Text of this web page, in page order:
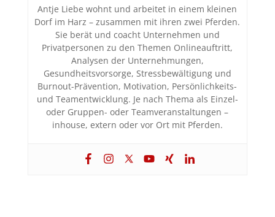
Antje Liebe wohnt und arbeitet in einem kleinen
Dorf im Harz – zusammen mit ihren zwei Pferden.
Sie berät und coacht Unternehmen und
Privatpersonen zu den Themen Onlineauftritt,
Analysen der Unternehmungen,
Gesundheitsvorsorge, Stressbewältigung und
Burnout-Prävention, Motivation, Persönlichkeits-
und Teamentwicklung. Je nach Thema als Einzel-
oder Gruppen- oder Teamveranstaltungen –
inhouse, extern oder vor Ort mit Pferden.